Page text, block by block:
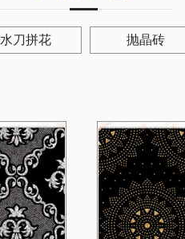
水刀拼花 抛晶砖